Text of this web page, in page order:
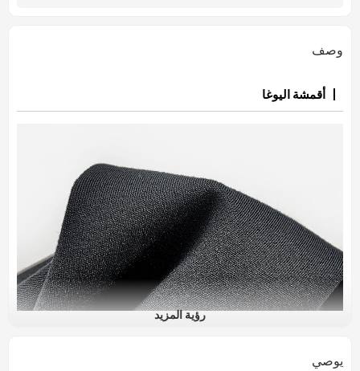
وصف
أقمشة اليوغا
رؤية المزيد
يوصي